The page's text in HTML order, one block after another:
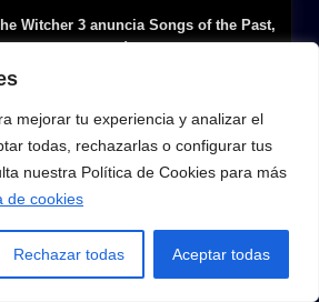
mejorar tu experiencia y analizar el
todas, rechazarlas o configurar tus
nuestra Política de Cookies para más
de cookies
Rechazar todas Aceptar todas
Witcher 3 anuncia Songs of the Past,
Ball anuncia el proyecto AGE
1000 para 2027 y prepara nuevo DLC